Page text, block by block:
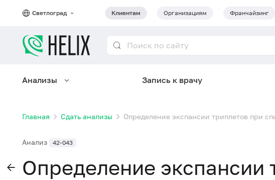
Светлоград Клиентам Организациям Франчайзинг
Анализы Запись к врачу
Главная Сдать анализы Определение экспансии триплетов при
Анализ 42-043
Определение экспансии